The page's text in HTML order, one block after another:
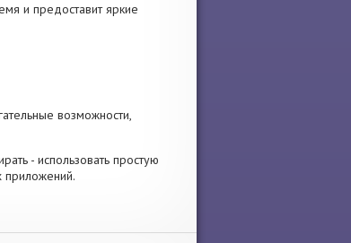
и предоставит яркие
возможности,
- использовать простую
приложений.